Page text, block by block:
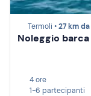
Termoli •27 km
Noleggio
4 ore
1-6 partecipanti